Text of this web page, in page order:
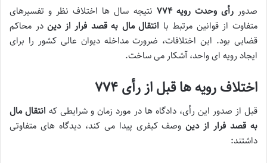
صدوررأی وحدت رویه ۷۷۴
نتیجه سال ها اختلاف نظر و تفسیرهای
متفاوت از قوانین مرتبط با انتقال مال به قصد فرار از دیندر محاکم
قضایی بود. این اختلافات، ضرورت مداخله دیوان عالی کشور را برای
ایجاد رویه ای واحد، آشکار می ساخت.
اختلاف رویه ها قبل از رأی ۷۷۴
قبل از صدور این رأی، دادگاه ها در مورد زمان و شرایطی که انتقال مال
به قصد فرار از دینوصف کیفری پیدا می کند، دیدگاه های متفاوتی
داشتند: